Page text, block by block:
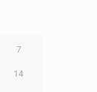
7
14